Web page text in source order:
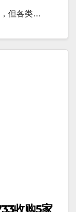
但各类…
收购5家